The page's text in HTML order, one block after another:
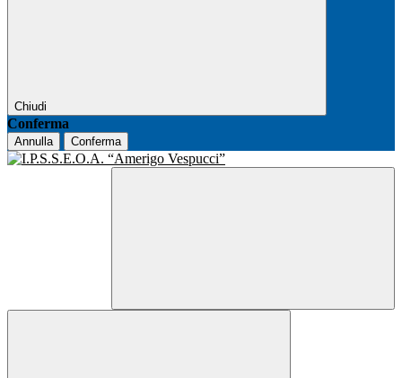
Chiudi
Conferma
Annulla Conferma